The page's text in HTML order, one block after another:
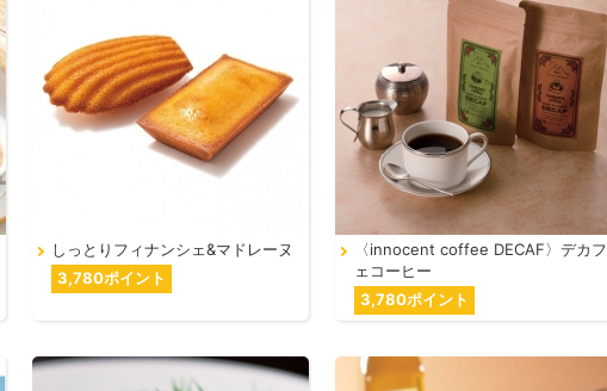
しっとりフィナンシェ&マドレーヌ
3,780ポイント
〈innocent coffee DECAF〉デカフ
ェコーヒー
3,780ポイント